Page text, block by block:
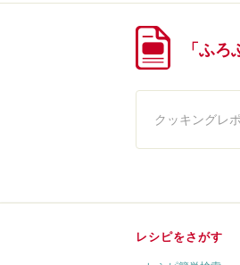
「ふ
クッキングレ
レシピをさがす